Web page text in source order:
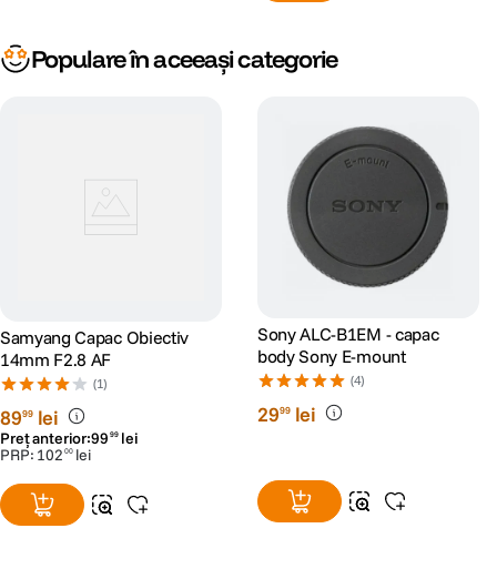
Populare în aceeași categorie
Samyang Capac Obiectiv
14mm F2.8 AF
(1)
8999 lei
Preț anterior:99 99 lei
PRP: 102 00 lei
Sony ALC-B1EM - capac
body Sony E-mount
(4)
2999 lei